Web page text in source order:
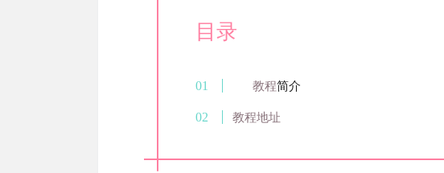
目录
教程简介
教程地址